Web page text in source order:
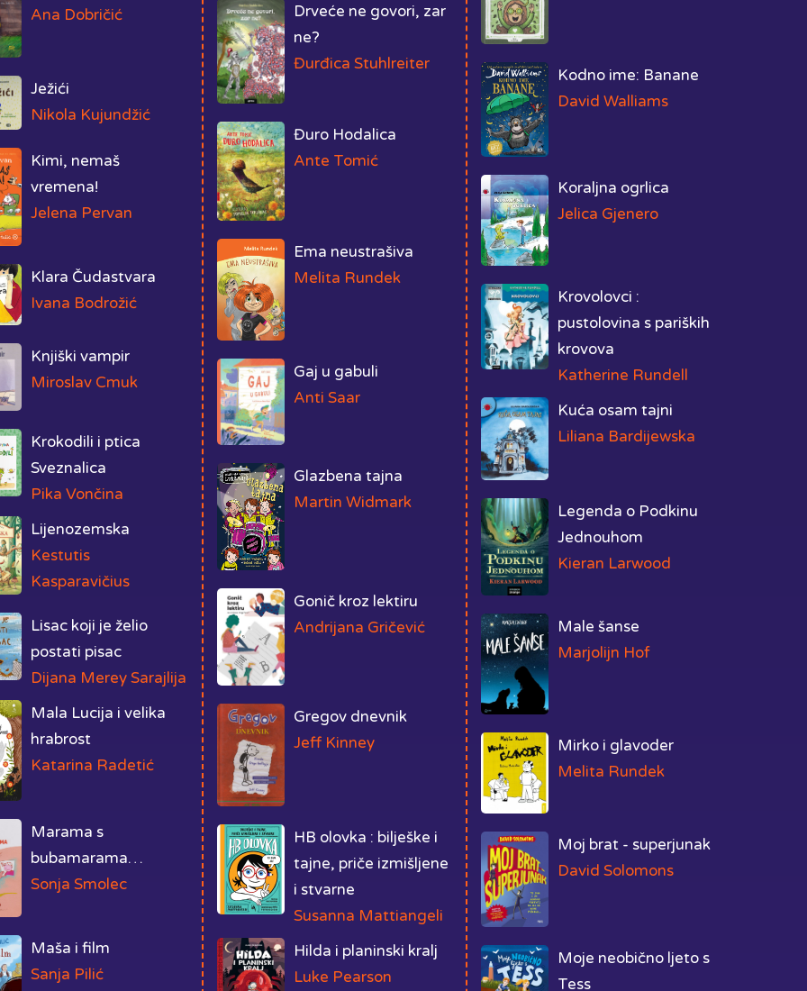
Ana Dobričić
Ježići
Nikola Kujundžić
Kimi, nemaš
vremena!
Jelena Pervan
Klara Čudastvara
Ivana Bodrožić
Knjiški vampir
Miroslav Cmuk
Krokodili i ptica
Sveznalica
Pika Vončina
Lijenozemska
Kestutis
Kasparavičius
Lisac koji je želio
postati pisac
Dijana Merey Sarajlija
Mala Lucija i velika
hrabrost
Katarina Radetić
Marama s
bubamarama…
Sonja Smolec
Maša i film
Sanja Pilić
Drveće ne govori, zar
ne?
Đurđica Stuhlreiter
Đuro Hodalica
Ante Tomić
Ema neustrašiva
Melita Rundek
Gaj u gabuli
Anti Saar
Glazbena tajna
Martin Widmark
Gonič kroz lektiru
Andrijana Gričević
Gregov dnevnik
Jeff Kinney
HB olovka : bilješke i
tajne, priče izmišljene
i stvarne
Susanna Mattiangeli
Hilda i planinski kralj
Luke Pearson
Kodno ime: Banane
David Walliams
Koraljna ogrlica
Jelica Gjenero
Krovolovci :
pustolovina s pariških
krovova
Katherine Rundell
Kuća osam tajni
Liliana Bardijewska
Legenda o Podkinu
Jednouhom
Kieran Larwood
Male šanse
Marjolijn Hof
Mirko i glavoder
Melita Rundek
Moj brat - superjunak
David Solomons
Moje neobično ljeto s
Tess